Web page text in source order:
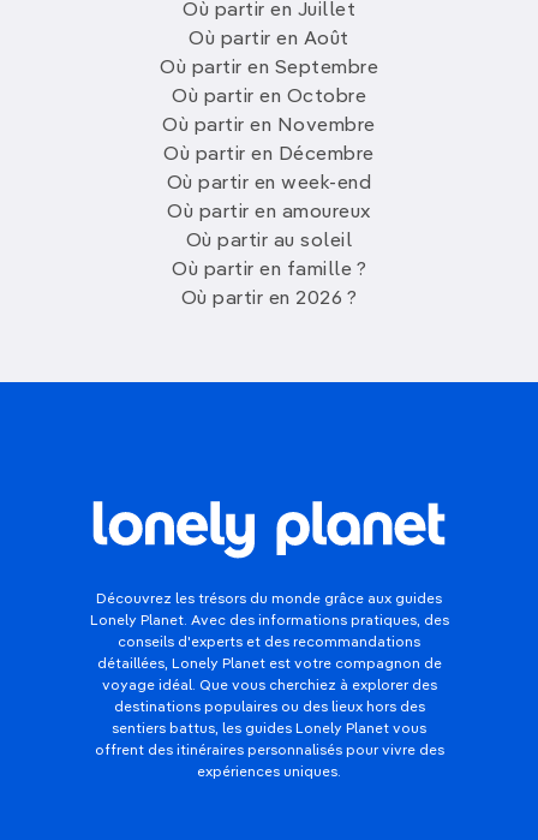
Où partir en Juillet
Où partir en Août
Où partir en Septembre
Où partir en Octobre
Où partir en Novembre
Où partir en Décembre
Où partir en week-end
Où partir en amoureux
Où partir au soleil
Où partir en famille ?
Où partir en 2026 ?
Découvrez les trésors du monde grâce aux guides
Lonely Planet. Avec des informations pratiques, des
conseils d'experts et des recommandations
détaillées, Lonely Planet est votre compagnon de
voyage idéal. Que vous cherchiez à explorer des
destinations populaires ou des lieux hors des
sentiers battus, les guides Lonely Planet vous
offrent des itinéraires personnalisés pour vivre des
expériences uniques.